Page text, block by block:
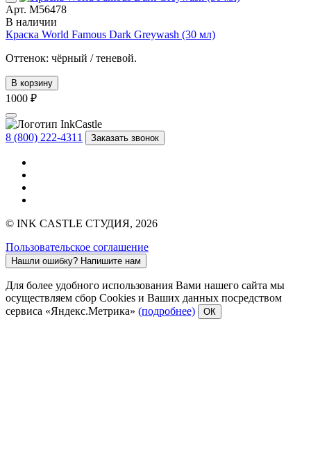
Арт. М56478
В наличии
Краска World Famous Dark Greywash (30 мл)
Оттенок: чёрный / теневой.
В корзину
1000 ₽
8 (800) 222-4311 Заказать звонок
© INK CASTLE СТУДИЯ, 2026
Пользовательское соглашение
Нашли ошибку? Напишите нам
Для более удобного использования Вами нашего сайта мы
осуществляем сбор Cookies и Ваших данных посредством
сервиса «Яндекс.Метрика» (подробнее) ОК